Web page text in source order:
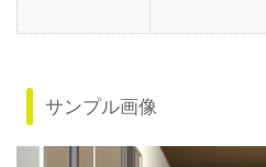
サンプル画像